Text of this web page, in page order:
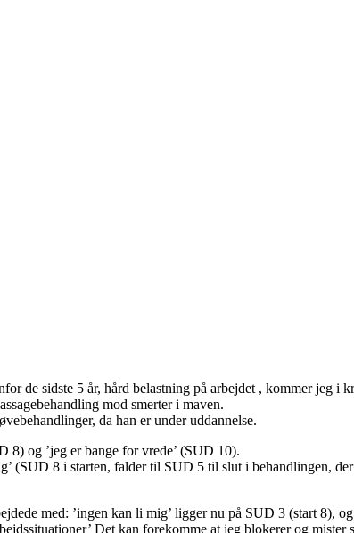
de sidste 5 år, hård belastning på arbejdet , kommer jeg i
mod smerter i maven.
da han er under uddannelse.
8) og ’jeg er bange for vrede’ (SUD 10).
(SUD 8 i starten, falder til SUD 5 til slut i behandlingen,
med: ’ingen kan li mig’ ligger nu på SUD 3 (start 8),
Det kan forekomme at jeg blokerer og